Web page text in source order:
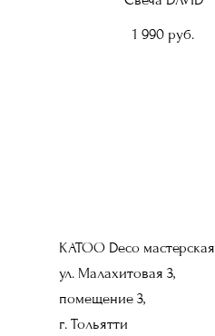
1 990 pуб.
KATOO Deco мастерская
ул. Малахитовая 3,
помещение 3,
г. Тольятти